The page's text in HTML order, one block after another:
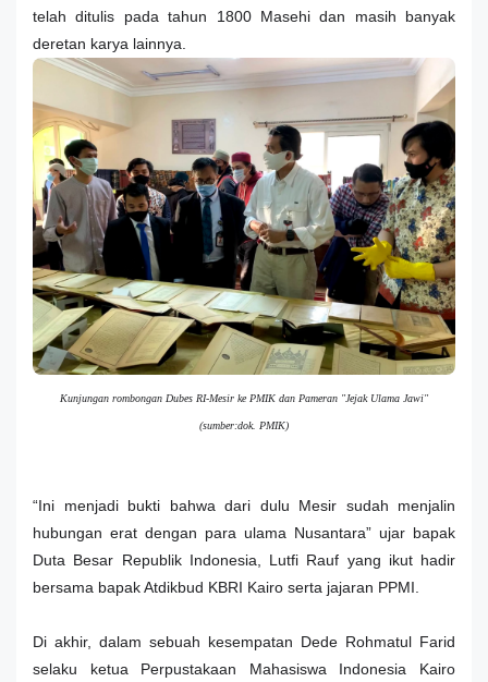
telah ditulis pada tahun 1800 Masehi dan masih banyak
deretan karya lainnya.
Kunjungan rombongan Dubes RI-Mesir ke PMIK dan Pameran "Jejak Ulama Jawi"
(sumber:dok. PMIK)
“Ini menjadi bukti bahwa dari dulu Mesir sudah menjalin
hubungan erat dengan para ulama Nusantara” ujar bapak
Duta Besar Republik Indonesia, Lutfi Rauf yang ikut hadir
bersama bapak Atdikbud KBRI Kairo serta jajaran PPMI.
Di akhir, dalam sebuah kesempatan Dede Rohmatul Farid
selaku ketua Perpustakaan Mahasiswa Indonesia Kairo